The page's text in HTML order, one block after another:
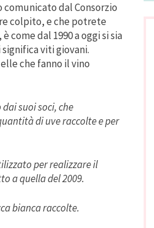
dal Consorzio
colpito, e che potrete
dal 1990 a oggi si sia
viti giovani.
che fanno il vino
suoi soci, che
di uve raccolte e per
per realizzare il
a quella del 2009.
bianca raccolte.